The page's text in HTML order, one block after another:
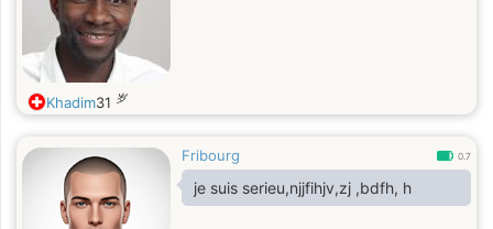
Khadim31 岁
Fribourg 0.7
je suis serieu,njjfihjv,zj ,bdfh, h